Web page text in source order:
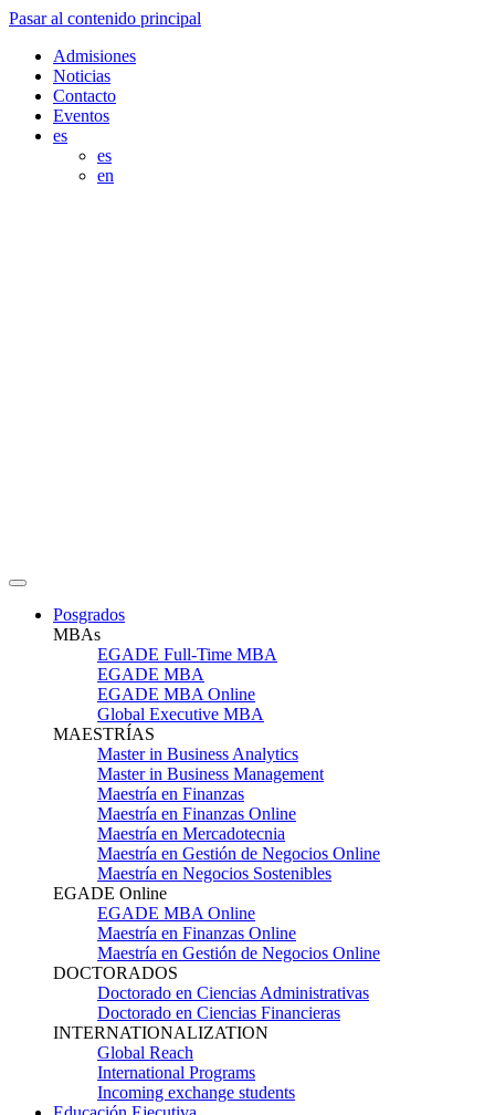
Pasar al contenido principal
Admisiones
Noticias
Contacto
Eventos
es
es
en
Posgrados
MBAs
EGADE Full-Time MBA
EGADE MBA
EGADE MBA Online
Global Executive MBA
MAESTRÍAS
Master in Business Analytics
Master in Business Management
Maestría en Finanzas
Maestría en Finanzas Online
Maestría en Mercadotecnia
Maestría en Gestión de Negocios Online
Maestría en Negocios Sostenibles
EGADE Online
EGADE MBA Online
Maestría en Finanzas Online
Maestría en Gestión de Negocios Online
DOCTORADOS
Doctorado en Ciencias Administrativas
Doctorado en Ciencias Financieras
INTERNATIONALIZATION
Global Reach
International Programs
Incoming exchange students